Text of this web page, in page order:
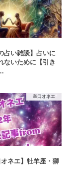
占い雑談】占いに
ないために【引き
辛口オネエ
ネエ】牡羊座・獅